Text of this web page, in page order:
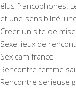
élus francophones.
et une sensibilité,
Creer un site de
Sexe lieux de
Sex cam france
Rencontre femme
Rencontre serieuse